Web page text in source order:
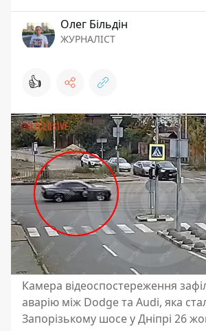
Олег Більдін
ЖУРНАЛІСТ
👍
Камера відеоспостереження
аварію між Dodge та Audi, яка
Запорізькому шосе у Дніпрі 26